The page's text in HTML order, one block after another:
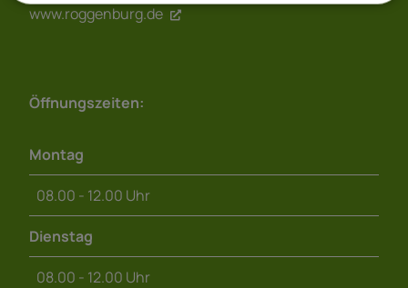
www.roggenburg.de
Öffnungszeiten:
Montag
08.00 - 12.00 Uhr
Dienstag
08.00 - 12.00 Uhr